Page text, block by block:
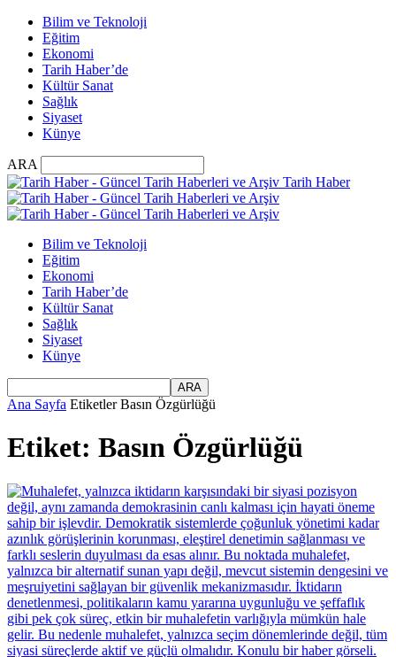
Bilim ve Teknoloji
Eğitim
Ekonomi
Tarih Haber’de
Kültür Sanat
Sağlık
Siyaset
Künye
ARA
Tarih Haber
Bilim ve Teknoloji
Eğitim
Ekonomi
Tarih Haber’de
Kültür Sanat
Sağlık
Siyaset
Künye
Ana Sayfa Etiketler Basın Özgürlüğü
Etiket: Basın Özgürlüğü